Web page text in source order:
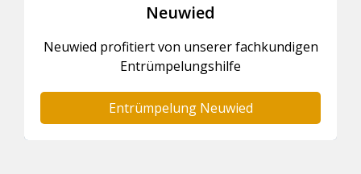
Neuwied
Neuwied profitiert von unserer fachkundigen
Entrümpelungshilfe
Entrümpelung Neuwied